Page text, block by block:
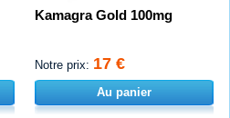
Kamagra Gold 100mg
Notre prix: 17 €
Au panier